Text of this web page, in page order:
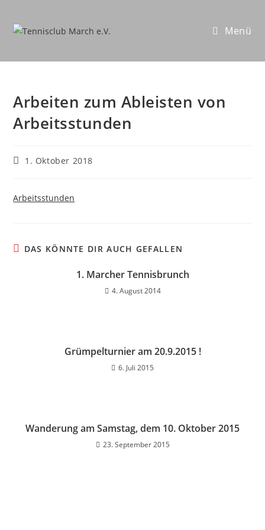
Inhalt
springen
Menü
Arbeiten zum Ableisten von
Arbeitsstunden
Beitrag
1. Oktober 2018
Arbeitsstunden
DAS KÖNNTE DIR AUCH GEFALLEN
1. Marcher Tennisbrunch
4. August 2014
Grümpelturnier am 20.9.2015 !
6. Juli 2015
Wanderung am Samstag, dem 10. Oktober 2015
23. September 2015